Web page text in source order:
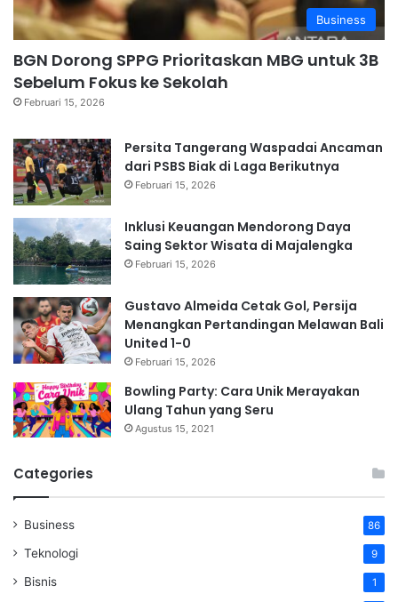
Business
BGN Dorong SPPG Prioritaskan MBG untuk 3B
Sebelum Fokus ke Sekolah
Februari 15, 2026
Persita Tangerang Waspadai Ancaman
dari PSBS Biak di Laga Berikutnya
Februari 15, 2026
Inklusi Keuangan Mendorong Daya
Saing Sektor Wisata di Majalengka
Februari 15, 2026
Gustavo Almeida Cetak Gol, Persija
Menangkan Pertandingan Melawan Bali
United 1-0
Februari 15, 2026
Bowling Party: Cara Unik Merayakan
Ulang Tahun yang Seru
Agustus 15, 2021
Categories
Business 86
Teknologi 9
Bisnis 1